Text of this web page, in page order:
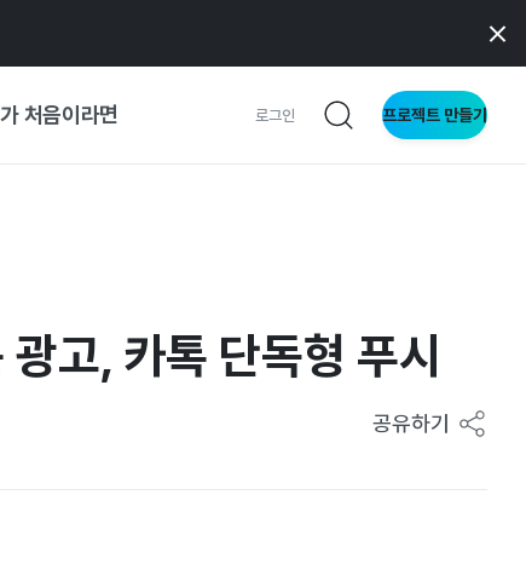
처음이라면 로그인 프로젝트 만들기
고, 카톡 단독형 푸시
공유하기